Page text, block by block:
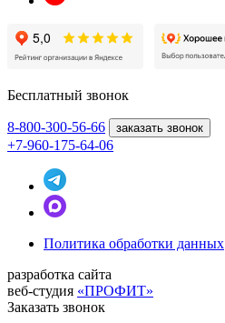
Бесплатный звонок
8-800-300-56-66 заказать звонок
+7-960-175-64-06
Политика обработки данных
разработка сайта
веб-студия «ПРОФИТ»
Заказать звонок